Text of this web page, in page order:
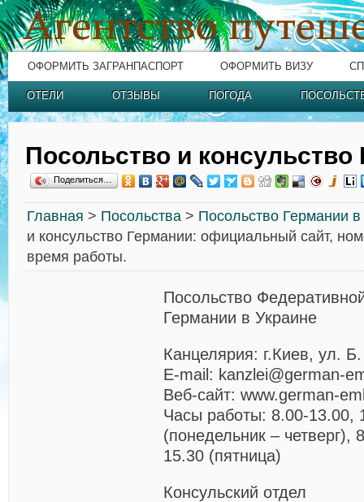
ОФОРМИТЬ ЗАГРАНПАСПОРТ ОФОРМИТЬ ВИЗУ
ОТЕЛИ ОТЗЫВЫ ПОГОДА
Посольство и консульство
Поделиться…
Главная > Посольства > Посольство Германии в
и консульство Германии: официальный сайт,
время работы.
Посольство
Германии в Украине
Канцелярия: г.Киев, ул.
E-mail: kanzlei@german-
Веб-сайт: www.german-
Часы работы: 8.00-13.00,
(понедельник – четверг),
15.30 (пятница)
Консульский отдел